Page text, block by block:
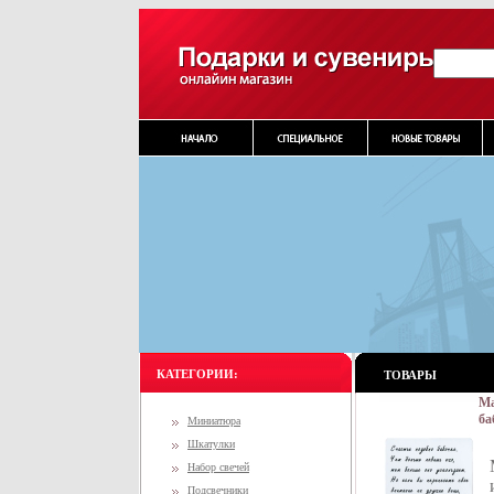
КАТЕГОРИИ:
Миниатюра
Шкатулки
Набор свечей
Подсвечники
ТОВАРЫ